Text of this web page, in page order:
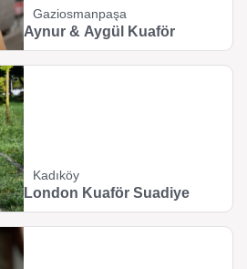
Gaziosmanpaşa
Aynur & Aygül Kuaför
Kadıköy
London Kuaför Suadiye